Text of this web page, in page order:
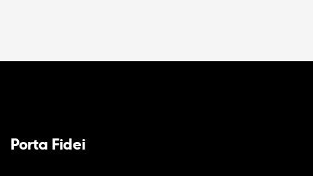
Porta Fidei